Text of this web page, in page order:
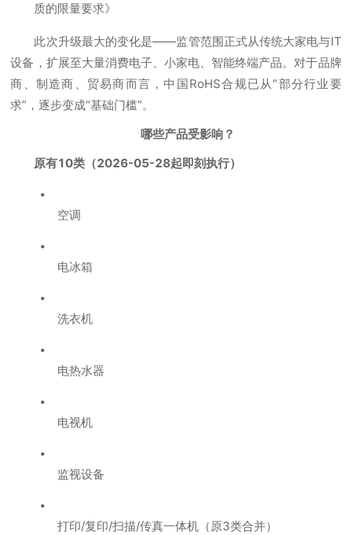
质的限量要求》
此次升级最大的变化是——监管范围正式从传统大家电与IT
设备，扩展至大量消费电子、小家电、智能终端产品。对于品牌
商、制造商、贸易商而言，中国RoHS合规已从“部分行业要
求”，逐步变成“基础门槛”。
哪些产品受影响？
原有10类（2026-05-28起即刻执行）
空调
电冰箱
洗衣机
电热水器
电视机
监视设备
打印/复印/扫描/传真一体机（原3类合并）